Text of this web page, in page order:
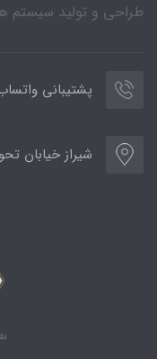
طراحی و تولید سیستم
پشتیبانی واتساب تلگرام
شیراز خیابان تحویلی